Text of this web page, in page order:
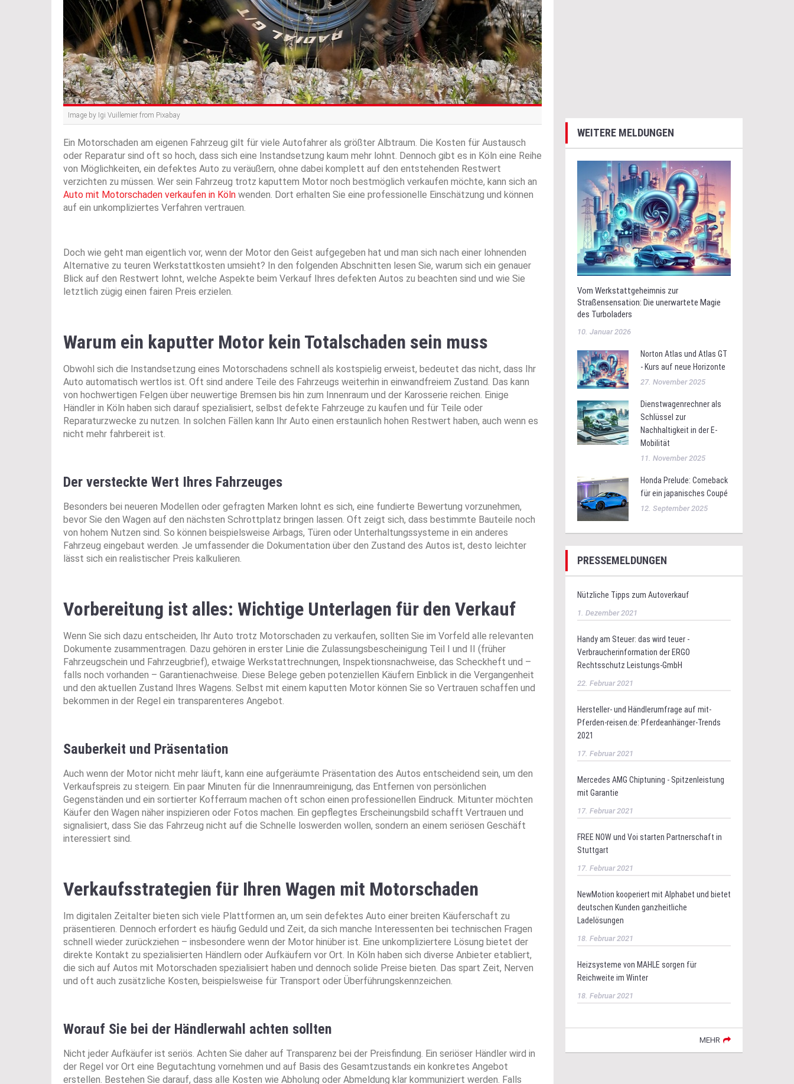
Image by Igi Vuillemier from Pixabay
Ein Motorschaden am eigenen Fahrzeug gilt für viele Autofahrer als größter Albtraum. Die Kosten für Austausch
oder Reparatur sind oft so hoch, dass sich eine Instandsetzung kaum mehr lohnt. Dennoch gibt es in Köln eine Reihe
von Möglichkeiten, ein defektes Auto zu veräußern, ohne dabei komplett auf den entstehenden Restwert
verzichten zu müssen. Wer sein Fahrzeug trotz kaputtem Motor noch bestmöglich verkaufen möchte, kann sich an
Auto mit Motorschaden verkaufen in Köln wenden. Dort erhalten Sie eine professionelle Einschätzung und können
auf ein unkompliziertes Verfahren vertrauen.
Doch wie geht man eigentlich vor, wenn der Motor den Geist aufgegeben hat und man sich nach einer lohnenden
Alternative zu teuren Werkstattkosten umsieht? In den folgenden Abschnitten lesen Sie, warum sich ein genauer
Blick auf den Restwert lohnt, welche Aspekte beim Verkauf Ihres defekten Autos zu beachten sind und wie Sie
letztlich zügig einen fairen Preis erzielen.
Warum ein kaputter Motor kein Totalschaden sein muss
Obwohl sich die Instandsetzung eines Motorschadens schnell als kostspielig erweist, bedeutet das nicht, dass Ihr
Auto automatisch wertlos ist. Oft sind andere Teile des Fahrzeugs weiterhin in einwandfreiem Zustand. Das kann
von hochwertigen Felgen über neuwertige Bremsen bis hin zum Innenraum und der Karosserie reichen. Einige
Händler in Köln haben sich darauf spezialisiert, selbst defekte Fahrzeuge zu kaufen und für Teile oder
Reparaturzwecke zu nutzen. In solchen Fällen kann Ihr Auto einen erstaunlich hohen Restwert haben, auch wenn es
nicht mehr fahrbereit ist.
Der versteckte Wert Ihres Fahrzeuges
Besonders bei neueren Modellen oder gefragten Marken lohnt es sich, eine fundierte Bewertung vorzunehmen,
bevor Sie den Wagen auf den nächsten Schrottplatz bringen lassen. Oft zeigt sich, dass bestimmte Bauteile noch
von hohem Nutzen sind. So können beispielsweise Airbags, Türen oder Unterhaltungssysteme in ein anderes
Fahrzeug eingebaut werden. Je umfassender die Dokumentation über den Zustand des Autos ist, desto leichter
lässt sich ein realistischer Preis kalkulieren.
Vorbereitung ist alles: Wichtige Unterlagen für den Verkauf
Wenn Sie sich dazu entscheiden, Ihr Auto trotz Motorschaden zu verkaufen, sollten Sie im Vorfeld alle relevanten
Dokumente zusammentragen. Dazu gehören in erster Linie die Zulassungsbescheinigung Teil I und II (früher
Fahrzeugschein und Fahrzeugbrief), etwaige Werkstattrechnungen, Inspektionsnachweise, das Scheckheft und –
falls noch vorhanden – Garantienachweise. Diese Belege geben potenziellen Käufern Einblick in die Vergangenheit
und den aktuellen Zustand Ihres Wagens. Selbst mit einem kaputten Motor können Sie so Vertrauen schaffen und
bekommen in der Regel ein transparenteres Angebot.
Sauberkeit und Präsentation
Auch wenn der Motor nicht mehr läuft, kann eine aufgeräumte Präsentation des Autos entscheidend sein, um den
Verkaufspreis zu steigern. Ein paar Minuten für die Innenraumreinigung, das Entfernen von persönlichen
Gegenständen und ein sortierter Kofferraum machen oft schon einen professionellen Eindruck. Mitunter möchten
Käufer den Wagen näher inspizieren oder Fotos machen. Ein gepflegtes Erscheinungsbild schafft Vertrauen und
signalisiert, dass Sie das Fahrzeug nicht auf die Schnelle loswerden wollen, sondern an einem seriösen Geschäft
interessiert sind.
Verkaufsstrategien für Ihren Wagen mit Motorschaden
Im digitalen Zeitalter bieten sich viele Plattformen an, um sein defektes Auto einer breiten Käuferschaft zu
präsentieren. Dennoch erfordert es häufig Geduld und Zeit, da sich manche Interessenten bei technischen Fragen
schnell wieder zurückziehen – insbesondere wenn der Motor hinüber ist. Eine unkompliziertere Lösung bietet der
direkte Kontakt zu spezialisierten Händlern oder Aufkäufern vor Ort. In Köln haben sich diverse Anbieter etabliert,
die sich auf Autos mit Motorschaden spezialisiert haben und dennoch solide Preise bieten. Das spart Zeit, Nerven
und oft auch zusätzliche Kosten, beispielsweise für Transport oder Überführungskennzeichen.
Worauf Sie bei der Händlerwahl achten sollten
Nicht jeder Aufkäufer ist seriös. Achten Sie daher auf Transparenz bei der Preisfindung. Ein seriöser Händler wird in
der Regel vor Ort eine Begutachtung vornehmen und auf Basis des Gesamtzustands ein konkretes Angebot
erstellen. Bestehen Sie darauf, dass alle Kosten wie Abholung oder Abmeldung klar kommuniziert werden. Falls
WEITERE MELDUNGEN
Vom Werkstattgeheimnis zur
Straßensensation: Die unerwartete Magie
des Turboladers
10. Januar 2026
Norton Atlas und Atlas GT
- Kurs auf neue Horizonte
27. November 2025
Dienstwagenrechner als
Schlüssel zur
Nachhaltigkeit in der E-
Mobilität
11. November 2025
Honda Prelude: Comeback
für ein japanisches Coupé
12. September 2025
PRESSEMELDUNGEN
Nützliche Tipps zum Autoverkauf
1. Dezember 2021
Handy am Steuer: das wird teuer -
Verbraucherinformation der ERGO
Rechtsschutz Leistungs-GmbH
22. Februar 2021
Hersteller- und Händlerumfrage auf mit-
Pferden-reisen.de: Pferdeanhänger-Trends
2021
17. Februar 2021
Mercedes AMG Chiptuning - Spitzenleistung
mit Garantie
17. Februar 2021
FREE NOW und Voi starten Partnerschaft in
Stuttgart
17. Februar 2021
NewMotion kooperiert mit Alphabet und bietet
deutschen Kunden ganzheitliche
Ladelösungen
18. Februar 2021
Heizsysteme von MAHLE sorgen für
Reichweite im Winter
18. Februar 2021
MEHR